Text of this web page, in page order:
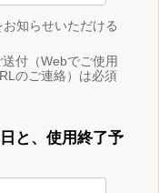
知らせいただける
付（Webでご使用
のご連絡）は必須
と、使用終了予